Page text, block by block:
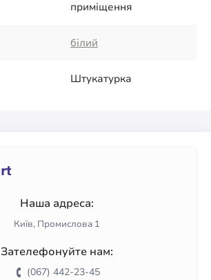
приміщення
білий
Штукатурка
Наша адреса:
Київ, Промислова 1
Зателефонуйте нам:
(067) 442-23-45